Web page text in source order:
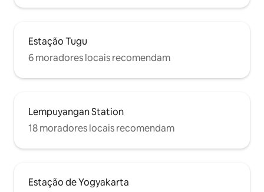
Estação Tugu
6 moradores locais recomendam
Lempuyangan Station
18 moradores locais recomendam
Estação de Yogyakarta